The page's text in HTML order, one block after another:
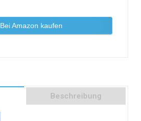
Bei Amazon kaufen
Beschreibung